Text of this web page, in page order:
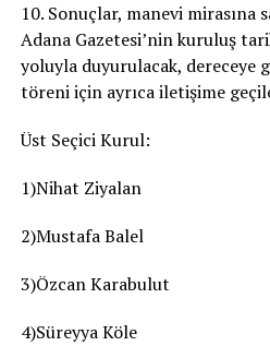
10. Sonuçlar, manevi mirasına
Adana Gazetesi’nin kuruluş
yoluyla duyurulacak, dereceye
töreni için ayrıca iletişime
Üst Seçici Kurul:
1)Nihat Ziyalan
2)Mustafa Balel
3)Özcan Karabulut
4)Süreyya Köle